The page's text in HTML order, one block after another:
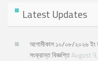
Latest Updates
আগামীকাল ১০/০৮/২০২৬ ইং
সংক্রান্ত বিজ্ঞপ্তিAugust